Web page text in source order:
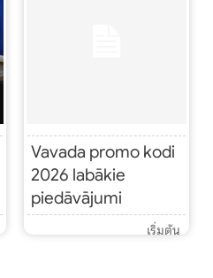
Vavada promo kodi
2026 labākie
piedāvājumi
เริ่มต้น